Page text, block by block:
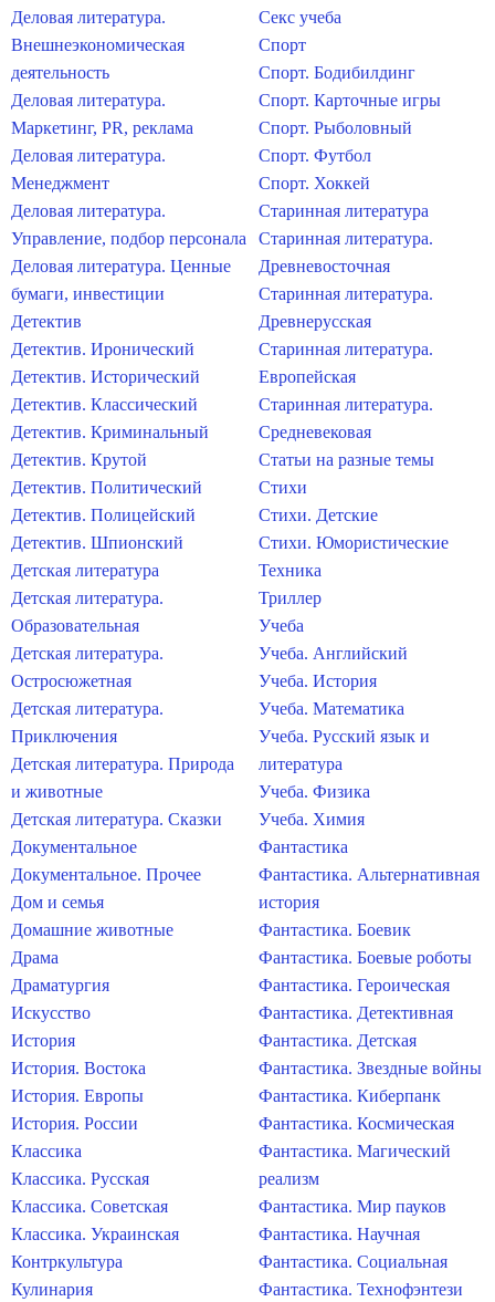
Деловая литература.
Внешнеэкономическая
деятельность
Деловая литература.
Маркетинг, PR, реклама
Деловая литература.
Менеджмент
Деловая литература.
Управление, подбор персонала
Деловая литература. Ценные
бумаги, инвестиции
Детектив
Детектив. Иронический
Детектив. Исторический
Детектив. Классический
Детектив. Криминальный
Детектив. Крутой
Детектив. Политический
Детектив. Полицейский
Детектив. Шпионский
Детская литература
Детская литература.
Образовательная
Детская литература.
Остросюжетная
Детская литература.
Приключения
Детская литература. Природа
и животные
Детская литература. Сказки
Документальное
Документальное. Прочее
Дом и семья
Домашние животные
Драма
Драматургия
Искусство
История
История. Востока
История. Европы
История. России
Классика
Классика. Русская
Классика. Советская
Классика. Украинская
Контркультура
Кулинария
Секс учеба
Спорт
Спорт. Бодибилдинг
Спорт. Карточные игры
Спорт. Рыболовный
Спорт. Футбол
Спорт. Хоккей
Старинная литература
Старинная литература.
Древневосточная
Старинная литература.
Древнерусская
Старинная литература.
Европейская
Старинная литература.
Средневековая
Статьи на разные темы
Стихи
Стихи. Детские
Стихи. Юмористические
Техника
Триллер
Учеба
Учеба. Английский
Учеба. История
Учеба. Математика
Учеба. Русский язык и
литература
Учеба. Физика
Учеба. Химия
Фантастика
Фантастика. Альтернативная
история
Фантастика. Боевик
Фантастика. Боевые роботы
Фантастика. Героическая
Фантастика. Детективная
Фантастика. Детская
Фантастика. Звездные войны
Фантастика. Киберпанк
Фантастика. Космическая
Фантастика. Магический
реализм
Фантастика. Мир пауков
Фантастика. Научная
Фантастика. Социальная
Фантастика. Технофэнтези